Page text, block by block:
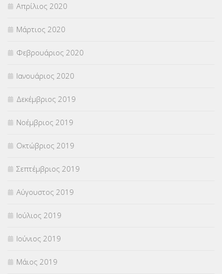
Απρίλιος 2020
Μάρτιος 2020
Φεβρουάριος 2020
Ιανουάριος 2020
Δεκέμβριος 2019
Νοέμβριος 2019
Οκτώβριος 2019
Σεπτέμβριος 2019
Αύγουστος 2019
Ιούλιος 2019
Ιούνιος 2019
Μάιος 2019